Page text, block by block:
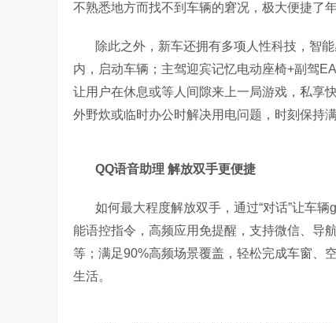
不熟悉地方而找不到车辆的窘况，极大便捷了
除此之外，新车还拥有多项人性科技，智
内，启动车辆；主驾迎宾记忆电动座椅+副驾
让用户在休息或等人间隙来上一局游戏，私享
外野炊或临时办公时解决用电问题，时刻保持满
QQ语音助理 解放双手更便捷
如何最大程度解放双手，通过“对话”让车
能语控指令，高频应用免提醒，支持微信、导
等；满足90%高频场景覆盖，轻松完成车窗、
生活。